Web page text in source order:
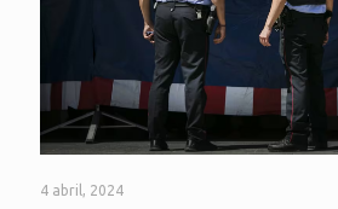
4 abril, 2024